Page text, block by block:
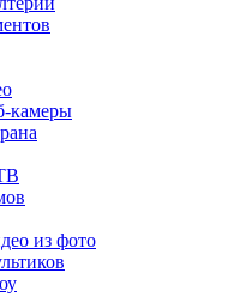
камеры
из фото